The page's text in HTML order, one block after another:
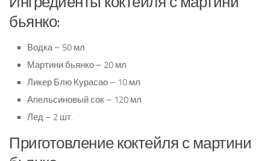
бьянко:
Водка – 50 мл
Мартини бьянко – 20 мл
Ликер Блю Курасао – 10 мл
Апельсиновый сок – 120 мл
Лед – 2 шт.
Приготовление коктейля с мартини